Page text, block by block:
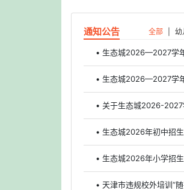
通知公告 全部 幼
• 生态城2026—2027学
• 生态城2026—2027学
• 关于生态城2026-
• 生态城2026年初中招
• 生态城2026年小学招
• 天津市违规校外培训“